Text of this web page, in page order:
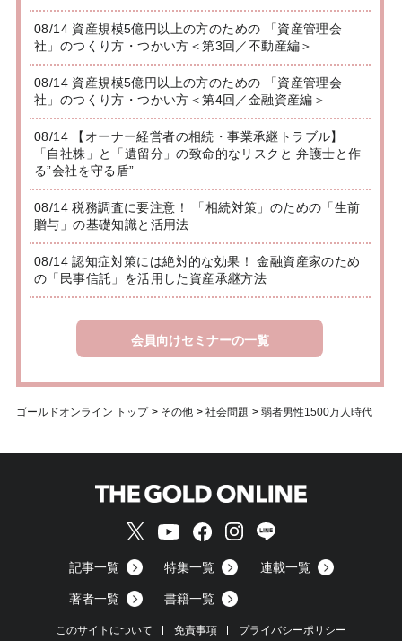
08/14 資産規模5億円以上の方のための 「資産管理会
社」のつくり方・つかい方＜第3回／不動産編＞
08/14 資産規模5億円以上の方のための 「資産管理会
社」のつくり方・つかい方＜第4回／金融資産編＞
08/14 【オーナー経営者の相続・事業承継トラブル】
「自社株」と「遺留分」の致命的なリスクと 弁護士と作
る”会社を守る盾”
08/14 税務調査に要注意！ 「相続対策」のための「生前
贈与」の基礎知識と活用法
08/14 認知症対策には絶対的な効果！ 金融資産家のため
の「民事信託」を活用した資産承継方法
会員向けセミナーの一覧
ゴールドオンライン トップ > その他 > 社会問題 > 弱者男性1500万人時代
記事一覧 特集一覧 連載一覧
著者一覧 書籍一覧
このサイトについて 免責事項 プライバシーポリシー